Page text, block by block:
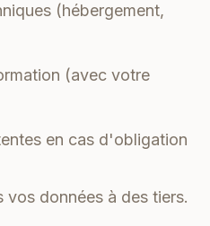
(hébergement,
(avec votre
en cas d'obligation
vos données à des tiers.